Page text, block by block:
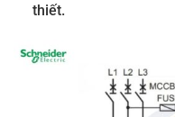
thiết.